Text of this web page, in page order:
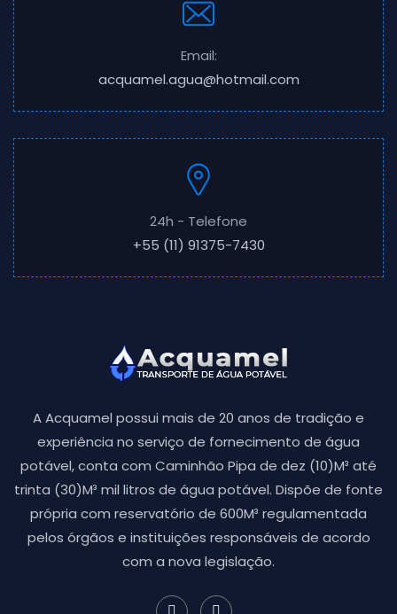
Email:
acquamel.agua@hotmail.com
24h - Telefone
+55 (11) 91375-7430
A Acquamel possui mais de 20 anos de tradição e
experiência no serviço de fornecimento de água
potável, conta com Caminhão Pipa de dez (10)M³ até
trinta (30)M³ mil litros de água potável. Dispõe de fonte
própria com reservatório de 600M³ regulamentada
pelos órgãos e instituições responsáveis de acordo
com a nova legislação.